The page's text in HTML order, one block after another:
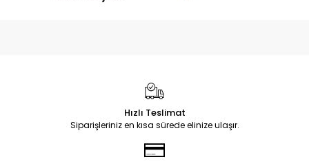
Hızlı Teslimat
Siparişleriniz en kısa sürede elinize ulaşır.